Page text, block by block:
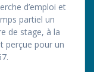
d’emploi et
partiel un
de stage, à la
perçue pour un